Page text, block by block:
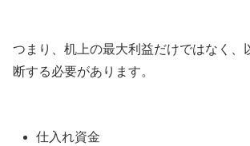
つまり、机上の最大利益だけではなく、
断する必要があります。
仕入れ資金